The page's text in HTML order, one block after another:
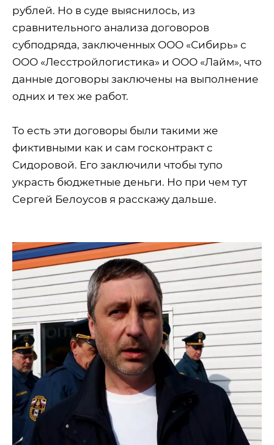
рублей. Но в суде выяснилось, из
сравнительного анализа договоров
субподряда, заключенных ООО «Сибирь» с
ООО «Лесстройлогистика» и ООО «Лайм», что
данные договоры заключены на выполнение
одних и тех же работ.
То есть эти договоры были такими же
фиктивными как и сам госконтракт с
Сидоровой. Его заключили чтобы тупо
украсть бюджетные деньги. Но при чем тут
Сергей Белоусов я расскажу дальше.